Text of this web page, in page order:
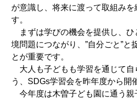
が意識し、将来に渡って取組みを
す。
まずは学びの機会を提供し、ひ
境問題につながり、”自分ごと”と
とが重要です。
大人も子どもも学習を通じて自
う、SDGs学習会を昨年度から開
今年度は木曽子ども園に通う親